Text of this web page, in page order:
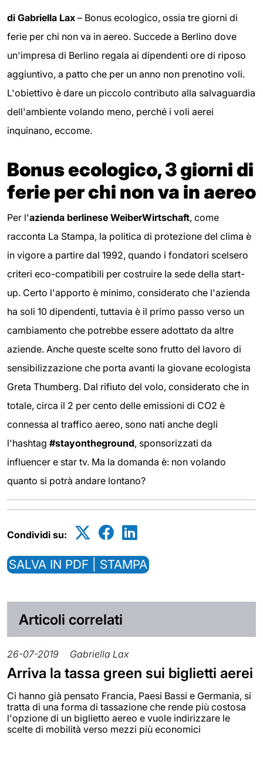
di Gabriella Lax – Bonus ecologico, ossia tre giorni di
ferie per chi non va in aereo. Succede a Berlino dove
un'impresa di Berlino regala ai dipendenti ore di riposo
aggiuntivo, a patto che per un anno non prenotino voli.
L'obiettivo è dare un piccolo contributo alla salvaguardia
dell'ambiente volando meno, perché i voli aerei
inquinano, eccome.
Bonus ecologico, 3 giorni di
ferie per chi non va in aereo
Per l'azienda berlinese WeiberWirtschaft, come
racconta La Stampa, la politica di protezione del clima è
in vigore a partire dal 1992, quando i fondatori scelsero
criteri eco-compatibili per costruire la sede della start-
up. Certo l'apporto è minimo, considerato che l'azienda
ha soli 10 dipendenti, tuttavia è il primo passo verso un
cambiamento che potrebbe essere adottato da altre
aziende. Anche queste scelte sono frutto del lavoro di
sensibilizzazione che porta avanti la giovane ecologista
Greta Thumberg. Dal rifiuto del volo, considerato che in
totale, circa il 2 per cento delle emissioni di CO2 è
connessa al traffico aereo, sono nati anche degli
l'hashtag #stayontheground, sponsorizzati da
influencer e star tv. Ma la domanda è: non volando
quanto si potrà andare lontano?
Condividi su:
SALVA IN PDF | STAMPA
Articoli correlati
26-07-2019 Gabriella Lax
Arriva la tassa green sui biglietti aerei
Ci hanno già pensato Francia, Paesi Bassi e Germania, si
tratta di una forma di tassazione che rende più costosa
l'opzione di un biglietto aereo e vuole indirizzare le
scelte di mobilità verso mezzi più economici